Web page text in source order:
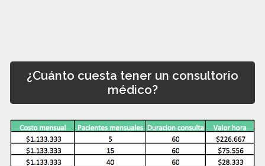
¿Cuánto cuesta tener un consultorio
médico?